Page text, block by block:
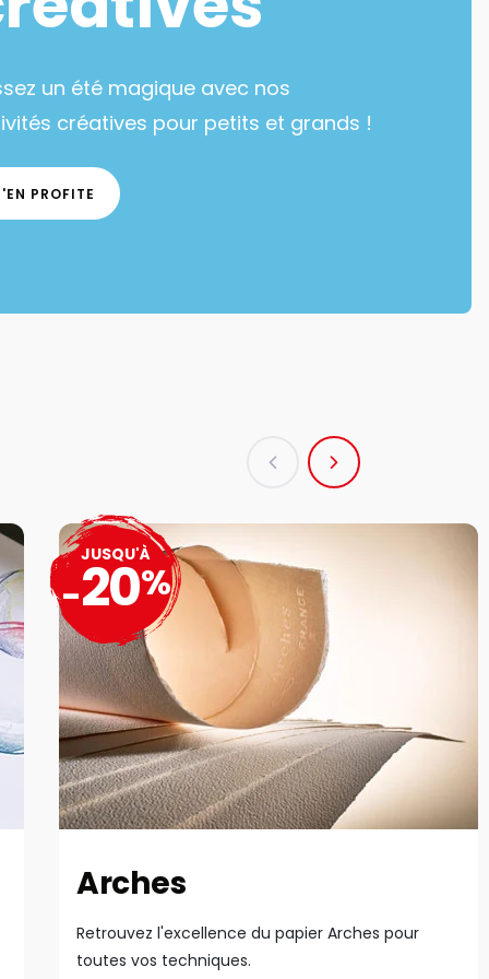
un été magique avec nos
créatives pour petits et grands !
PROFITE
Arches
Retrouvez l'excellence du papier Arches pour
toutes vos techniques.
JUSQU'À
-20%